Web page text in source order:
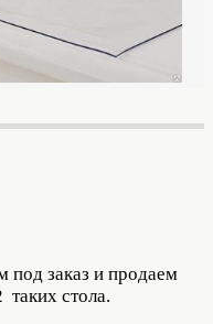
под заказ и продаем
таких стола.